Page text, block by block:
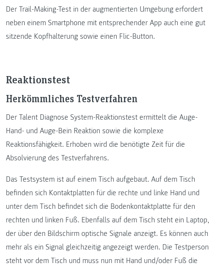
Der Trail-Making-Test in der augmentierten Umgebung erfordert
neben einem Smartphone mit entsprechender App auch eine gut
sitzende Kopfhalterung sowie einen Flic-Button.
Reaktionstest
Herkömmliches Testverfahren
Der Talent Diagnose System-Reaktionstest ermittelt die Auge-
Hand- und Auge-Bein Reaktion sowie die komplexe
Reaktionsfähigkeit. Erhoben wird die benötigte Zeit für die
Absolvierung des Testverfahrens.
Das Testsystem ist auf einem Tisch aufgebaut. Auf dem Tisch
befinden sich Kontaktplatten für die rechte und linke Hand und
unter dem Tisch befindet sich die Bodenkontaktplatte für den
rechten und linken Fuß. Ebenfalls auf dem Tisch steht ein Laptop,
der über den Bildschirm optische Signale anzeigt. Es können auch
mehr als ein Signal gleichzeitig angezeigt werden. Die Testperson
steht vor dem Tisch und muss nun mit Hand und/oder Fuß die